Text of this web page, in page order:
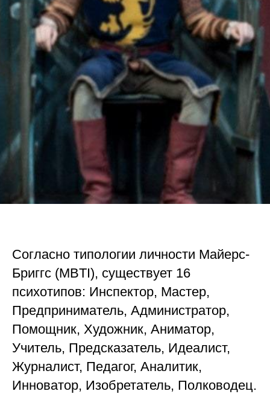
Согласно типологии личности Майерс-
Бриггс (MBTI), существует 16
психотипов: Инспектор, Мастер,
Предприниматель, Администратор,
Помощник, Художник, Аниматор,
Учитель, Предсказатель, Идеалист,
Журналист, Педагог, Аналитик,
Инноватор, Изобретатель, Полководец.